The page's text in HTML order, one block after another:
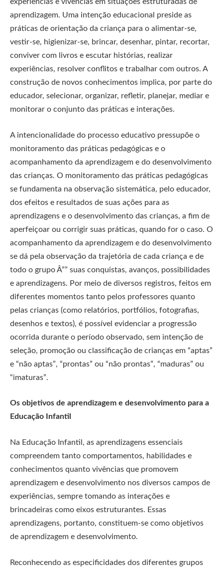
aprendizagem. Uma intenção educacional preside as
práticas de orientação da criança para o alimentar-se,
vestir-se, higienizar-se, brincar, desenhar, pintar, recortar,
conviver com livros e escutar histórias, realizar
experiências, resolver conflitos e trabalhar com outros. A
construção de novos conhecimentos implica, por parte do
educador, selecionar, organizar, refletir, planejar, mediar e
monitorar o conjunto das práticas e interações.
A intencionalidade do processo educativo pressupõe o
monitoramento das práticas pedagógicas e o
acompanhamento da aprendizagem e do desenvolvimento
das crianças. O monitoramento das práticas pedagógicas
se fundamenta na observação sistemática, pelo educador,
dos efeitos e resultados de suas ações para as
aprendizagens e o desenvolvimento das crianças, a fim de
aperfeiçoar ou corrigir suas práticas, quando for o caso. O
acompanhamento da aprendizagem e do desenvolvimento
se dá pela observação da trajetória de cada criança e de
todo o grupo Â­”” suas conquistas, avanços, possibilidades
e aprendizagens. Por meio de diversos registros, feitos em
diferentes momentos tanto pelos professores quanto
pelas crianças (como relatórios, portfólios, fotografias,
desenhos e textos), é possível evidenciar a progressão
ocorrida durante o período observado, sem intenção de
seleção, promoção ou classificação de crianças em “aptas”
e “não aptas”, “prontas” ou “não prontas”, “maduras” ou
“imaturas”.
Os objetivos de aprendizagem e desenvolvimento para a
Educação Infantil
Na Educação Infantil, as aprendizagens essenciais
compreendem tanto comportamentos, habilidades e
conhecimentos quanto vivências que promovem
aprendizagem e desenvolvimento nos diversos campos de
experiências, sempre tomando as interações e
brincadeiras como eixos estruturantes. Essas
aprendizagens, portanto, constituem-se como objetivos
de aprendizagem e desenvolvimento.
Reconhecendo as especificidades dos diferentes grupos